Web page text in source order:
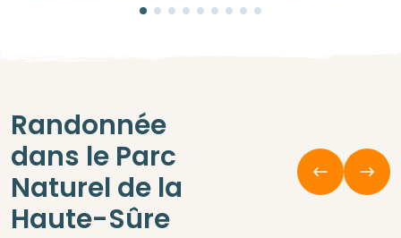
Randonnée
dans le Parc
Naturel de la
Haute-Sûre